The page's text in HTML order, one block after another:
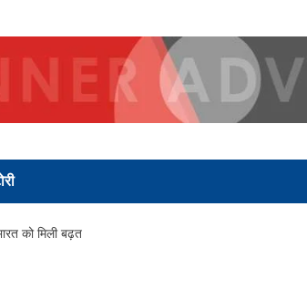
को मिली बढ़त